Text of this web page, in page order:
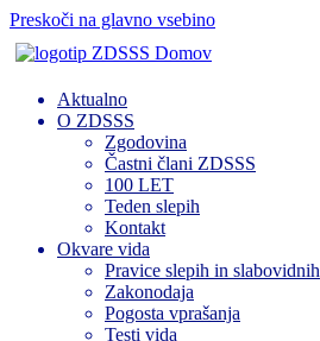
Preskoči na glavno vsebino
Domov
Aktualno
O ZDSSS
Zgodovina
Častni člani ZDSSS
100 LET
Teden slepih
Kontakt
Okvare vida
Pravice slepih in slabovidnih
Zakonodaja
Pogosta vprašanja
Testi vida